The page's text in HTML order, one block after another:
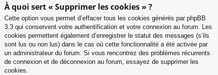
À quoi sert « Supprimer les cookies » ?
Cette option vous permet d’effacer tous les cookies générés par phpBB
3.3 qui conservent votre authentification et votre connexion au forum. Les
cookies permettent également d’enregistrer le statut des messages (s’ils
sont lus ou non lus) dans le cas où cette fonctionnalité a été activée par
un administrateur du forum. Si vous rencontrez des problèmes récurrents
de connexion et de déconnexion au forum, essayez de supprimer les
cookies.